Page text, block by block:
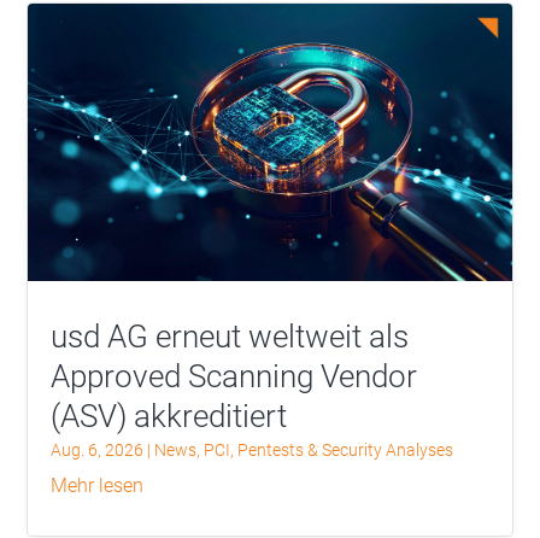
usd AG erneut weltweit als
Approved Scanning Vendor
(ASV) akkreditiert
Aug. 6, 2026 | News, PCI, Pentests & Security Analyses
mehr lesen